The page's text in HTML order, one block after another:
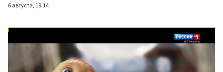
6 августа, 19:14